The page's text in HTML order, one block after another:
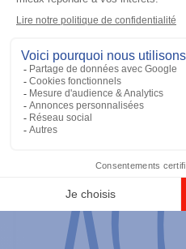
Radios portatives
SRX2200 Modèle 3.5
Ajouter à la liste